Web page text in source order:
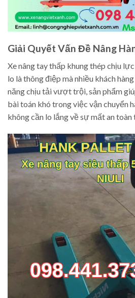
Giải Quyết Vấn Đề Nâng
Xe nâng tay thấp khung thép chịu
lo là thông điệp mà nhiều khách
năng chịu tải vượt trội, sản phẩm
bài toán khó trong việc vận chuyển
không cần lo lắng về sự mất an